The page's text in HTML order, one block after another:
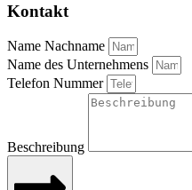
Kontakt
Name Nachname
Name des Unternehmens
Telefon Nummer
Beschreibung